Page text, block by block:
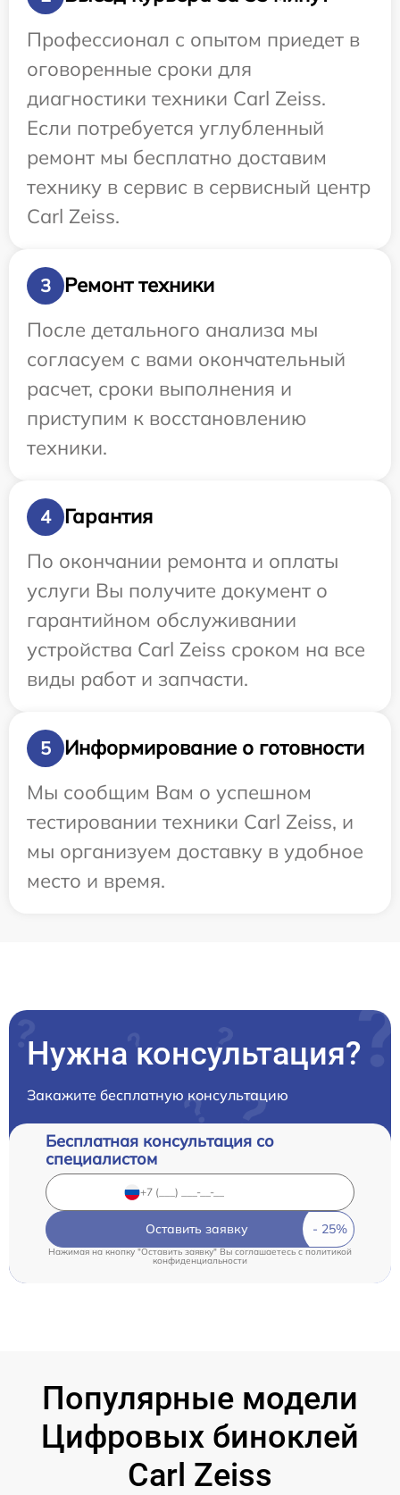
Профессионал с опытом приедет в
оговоренные сроки для
диагностики техники Carl Zeiss.
Если потребуется углубленный
ремонт мы бесплатно доставим
технику в сервис в сервисный центр
Carl Zeiss.
3
Ремонт техники
После детального анализа мы
согласуем с вами окончательный
расчет, сроки выполнения и
приступим к восстановлению
техники.
4
Гарантия
По окончании ремонта и оплаты
услуги Вы получите документ о
гарантийном обслуживании
устройства Carl Zeiss сроком на все
виды работ и запчасти.
5
Информирование о готовности
Мы сообщим Вам о успешном
тестировании техники Carl Zeiss, и
мы организуем доставку в удобное
место и время.
Нужна консультация?
Закажите бесплатную консультацию
Бесплатная консультация со
специалистом
Оставить заявку
Нажимая на кнопку "Оставить заявку" Вы соглашаетесь cполитикой
конфиденциальности
Популярные модели
Цифровых биноклей
Carl Zeiss